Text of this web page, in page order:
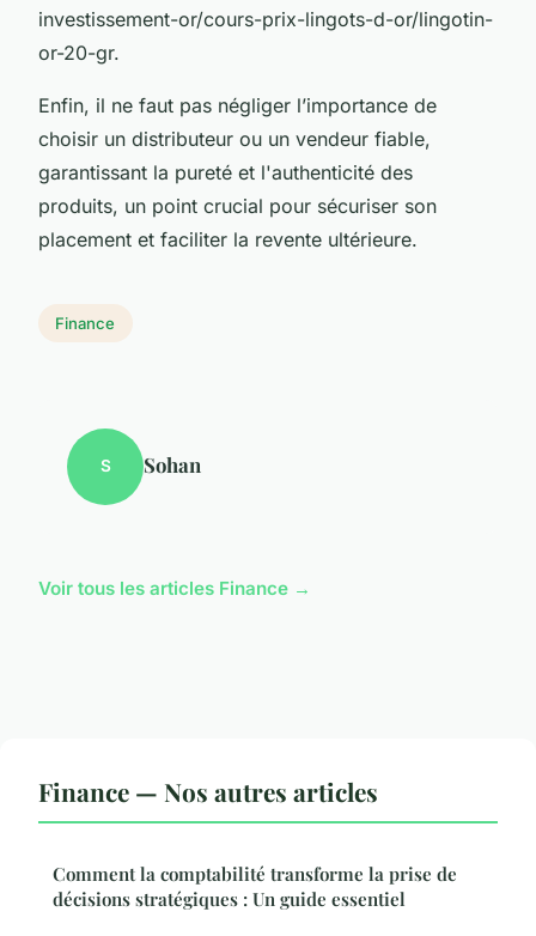
investissement-or/cours-prix-lingots-d-or/lingotin-
or-20-gr.
Enfin, il ne faut pas négliger l’importance de
choisir un distributeur ou un vendeur fiable,
garantissant la pureté et l'authenticité des
produits, un point crucial pour sécuriser son
placement et faciliter la revente ultérieure.
Finance
S Sohan
Voir tous les articles Finance →
Finance — Nos autres articles
Comment la comptabilité transforme la prise de
décisions stratégiques : Un guide essentiel